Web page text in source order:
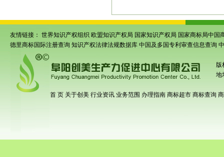
友情链接： 世界知识产权组织 欧盟知识产权局 国家知识产权局 国家商标局中国
德里商标国际注册查询 知识产权法律法规数据库 中国及多国专利审查信息查询
版
地
首 页 关于创美 行业资讯 业务范围 办理指南 商标超市 商标查询